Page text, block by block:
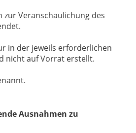
zur Veranschaulichung des
in der jeweils erforderlichen
nicht auf Vorrat erstellt.
Ausnahmen zu